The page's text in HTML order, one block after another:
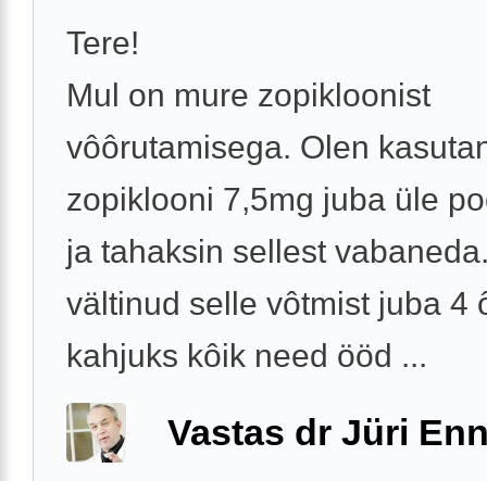
Tere!
Mul on mure zopikloonist
vôôrutamisega. Olen
zopiklooni 7,5mg juba üle
ja tahaksin sellest
vältinud selle vôtmist juba 4
kahjuks kôik need ööd ...
Vastas dr Jüri